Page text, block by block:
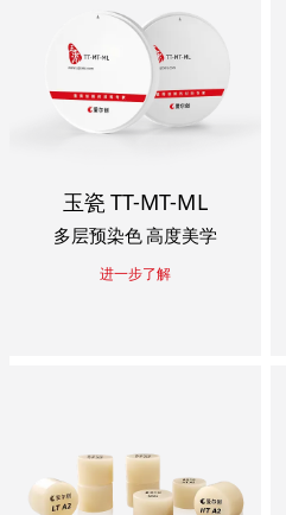
玉瓷 TT-MT-ML
多层预染色 高度美学
进一步了解